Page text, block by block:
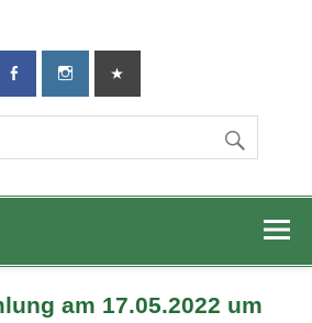
TG-Geislingen
Geislingen!
am 17.05.2022 um